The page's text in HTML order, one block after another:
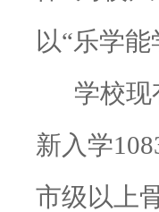
以“乐学
学校现
新入学
市级以上